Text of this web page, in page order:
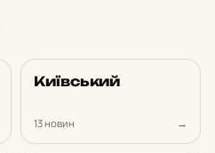
Ки­їв­ський
13 новин →